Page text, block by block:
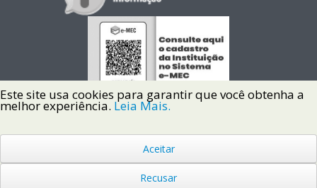
Copyright © 2022 Instituto Federal de Santa Catarina IFSC
Todos os Direitos Reservados.
Este site usa cookies para garantir que você obtenha a
melhor experiência. Leia Mais.
Aceitar
Recusar